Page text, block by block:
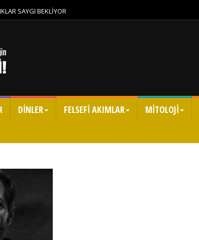
SAYGI BEKLİYOR
DİNLER FELSEFİ AKIMLAR MİTOLOJİ